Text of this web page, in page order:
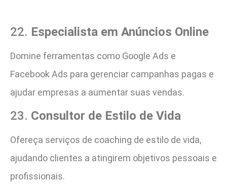
22. Especialista em Anúncios Online
Domine ferramentas como Google Ads e
Facebook Ads para gerenciar campanhas pagas e
ajudar empresas a aumentar suas vendas.
23. Consultor de Estilo de Vida
Ofereça serviços de coaching de estilo de vida,
ajudando clientes a atingirem objetivos pessoais e
profissionais.